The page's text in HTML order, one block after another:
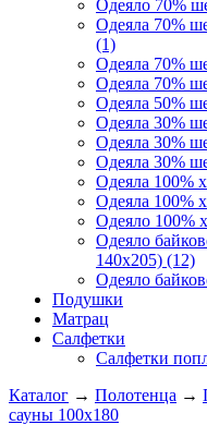
Одеяло 70%
Одеяла 70%
(1)
Одеяла 70%
Одеяла 70%
Одеяла 50%
Одеяла 30%
Одеяла 30%
Одеяла 30%
Одеяла 100%
Одеяла 100%
Одеяло 100%
Одеяло
140х205) (12)
Одеяло
Подушки
Матрац
Салфетки
Салфетки
Каталог → Полотенца →
сауны 100х180